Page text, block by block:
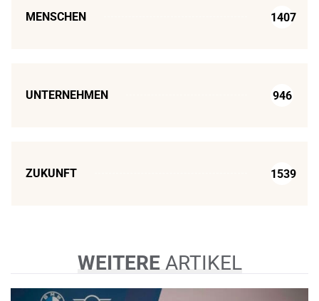
MENSCHEN 1407
UNTERNEHMEN 946
ZUKUNFT 1539
WEITEREARTIKEL